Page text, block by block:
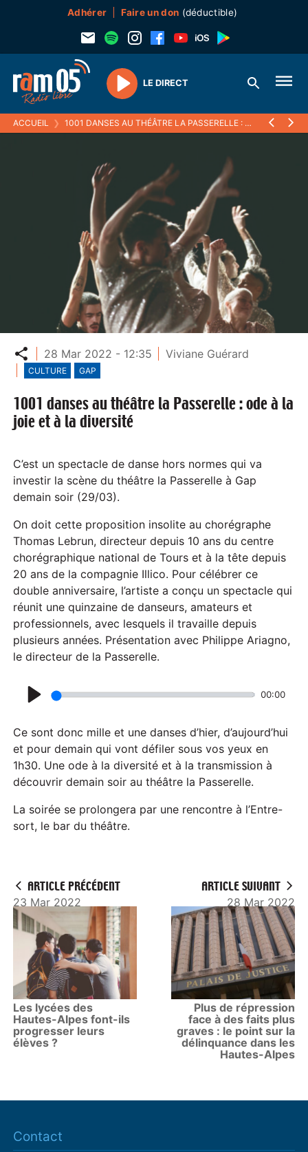
Adhérer Faire un don (déductible)
Play
LE DIRECT
ACCUEIL ❯ 1001 DANSES AU THÉÂTRE LA PASSERELLE : ODE À LA JOIE ET À LA DIVERSITÉ
Partager
28 Mar 2022 - 12:35 Viviane Guérard
CULTURE GAP
1001 danses au théâtre la Passerelle : ode à la
joie et à la diversité
C’est un spectacle de danse hors normes qui va
investir la scène du théâtre la Passerelle à Gap
demain soir (29/03).
On doit cette proposition insolite au chorégraphe
Thomas Lebrun, directeur depuis 10 ans du centre
chorégraphique national de Tours et à la tête depuis
20 ans de la compagnie Illico. Pour célébrer ce
double anniversaire, l’artiste a conçu un spectacle qui
réunit une quinzaine de danseurs, amateurs et
professionnels, avec lesquels il travaille depuis
plusieurs années. Présentation avec Philippe Ariagno,
le directeur de la Passerelle.
l
a
y
00:00
Ce sont donc mille et une danses d’hier, d’aujourd’hui
et pour demain qui vont défiler sous vos yeux en
1h30. Une ode à la diversité et à la transmission à
découvrir demain soir au théâtre la Passerelle.
La soirée se prolongera par une rencontre à l’Entre-
sort, le bar du théâtre.
ARTICLE PRÉCÉDENT
23 Mar 2022
Les lycées des
Hautes-Alpes font-ils
progresser leurs
élèves ?
ARTICLE SUIVANT
28 Mar 2022
Plus de répression
face à des faits plus
graves : le point sur la
délinquance dans les
Hautes-Alpes
Contact